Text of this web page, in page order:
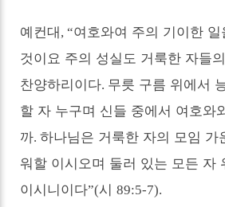
예컨대 ,“여호와여 주의 기이한
것이요 주의 성실도 거룩한 자들
찬양하리이다. 무릇 구름 위에서
할 자 누구며 신들 중에서 여호와
까.하나님은 거룩한 자의 모임 가
워할 이시오며 둘러 있는 모든 자
이시니이다”(시89:5-7).